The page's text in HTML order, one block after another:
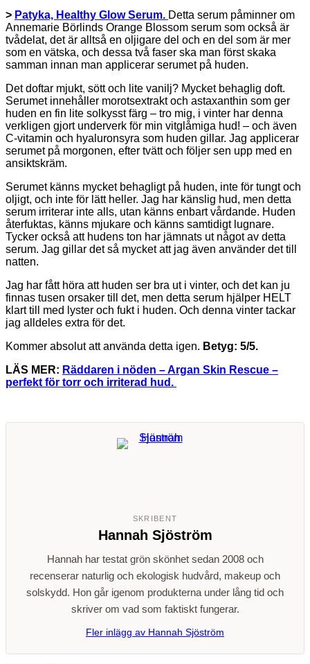
> Patyka, Healthy Glow Serum. Detta serum påminner om
Annemarie Börlinds Orange Blossom serum som också är
tvådelat, det är alltså en oljigare del och en del som är mer
som en vätska, och dessa två faser ska man först skaka
samman innan man applicerar serumet på huden.
Det doftar mjukt, sött och lite vanilj? Mycket behaglig doft.
Serumet innehåller morotsextrakt och astaxanthin som ger
huden en fin lite solkysst färg – tro mig, i vinter har denna
verkligen gjort underverk för min vitglåmiga hud! – och även
C-vitamin och hyaluronsyra som huden gillar. Jag applicerar
serumet på morgonen, efter tvätt och följer sen upp med en
ansiktskräm.
Serumet känns mycket behagligt på huden, inte för tungt och
oljigt, och inte för lätt heller. Jag har känslig hud, men detta
serum irriterar inte alls, utan känns enbart vårdande. Huden
återfuktas, känns mjukare och känns samtidigt lugnare.
Tycker också att hudens ton har jämnats ut något av detta
serum. Jag gillar det så mycket att jag även använder det till
natten.
Jag har fått höra att huden ser bra ut i vinter, och det kan ju
finnas tusen orsaker till det, men detta serum hjälper HELT
klart till med lyster och fukt i huden. Och denna vinter tackar
jag alldeles extra för det.
Kommer absolut att använda detta igen. Betyg: 5/5.
LÄS MER: Räddaren i nöden – Argan Skin Rescue –
perfekt för torr och irriterad hud.
SKRIBENT
Hannah Sjöström
Hannah har testat grön skönhet sedan 2008 och
recenserar naturlig och ekologisk hudvård, makeup och
solskydd. Hon går igenom produkterna under lång tid och
skriver om vad som faktiskt fungerar.
Fler inlägg av Hannah Sjöström